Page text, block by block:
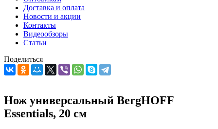
Доставка и оплата
Новости и акции
Контакты
Видеообзоры
Статьи
Поделиться
Нож универсальный BergHOFF
Essentials, 20 см